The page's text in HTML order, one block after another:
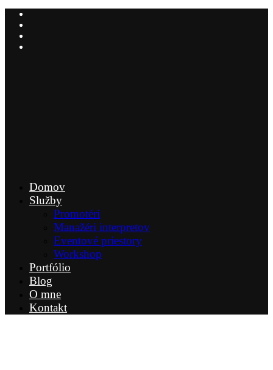
Domov
Služby
Promotéri
Manažéri interpretov
Eventové priestory
Workshop
Portfólio
Blog
O mne
Kontakt